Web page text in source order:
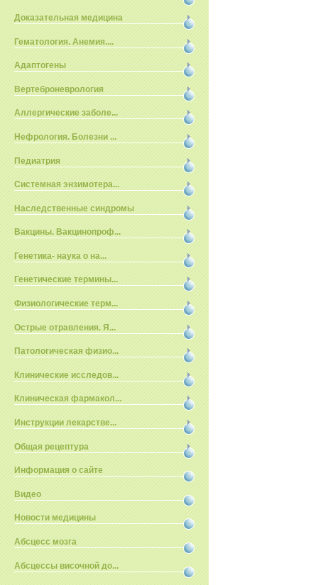
Доказательная медицина
Гематология. Анемия....
Адаптогены
Вертеброневрология
Аллергические заболе...
Нефрология. Болезни ...
Педиатрия
Системная энзимотера...
Наследственные синдромы
Вакцины. Вакцинопроф...
Генетика- наука о на...
Генетические термины...
Физиологические терм...
Острые отравления. Я...
Патологическая физио...
Клинические исследов...
Клиническая фармакол...
Инструкции лекарстве...
Общая рецептура
Информация о сайте
Видео
Новости медицины
Абсцесс мозга
Абсцессы височной до...